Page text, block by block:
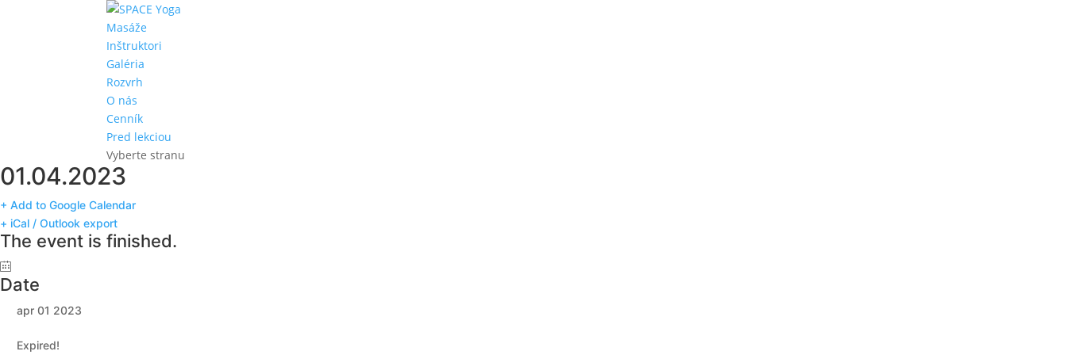
Masáže
Inštruktori
Galéria
Rozvrh
O nás
Cenník
Pred lekciou
Vyberte stranu
01.04.2023
+ Add to Google Calendar
+ iCal / Outlook export
The event is finished.
Date
apr 01 2023
Expired!